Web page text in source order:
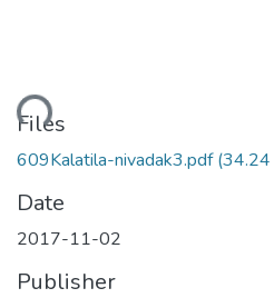
Loading...
Files
609Kalatila-nivadak3.pdf(34.24
Date
2017-11-02
Publisher